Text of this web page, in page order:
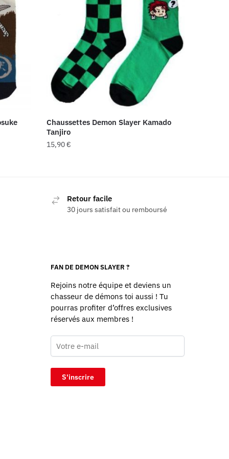
Chaussettes Demon Slayer Kamado
Tanjiro
15,90€
Retour facile
30 jours satisfait ou remboursé
FAN DE DEMON SLAYER ?
Rejoins notre équipe et deviens un
chasseur de démons toi aussi ! Tu
pourras profiter d’offres exclusives
réservés aux membres !